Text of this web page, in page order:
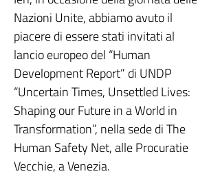
Nazioni Unite, abbiamo avuto il
piacere di essere stati invitati al
lancio europeo del “Human
Development Report” di UNDP
“Uncertain Times, Unsettled Lives:
Shaping our Future in a World in
Transformation”, nella sede di The
Human Safety Net, alle Procuratie
Vecchie, a Venezia.